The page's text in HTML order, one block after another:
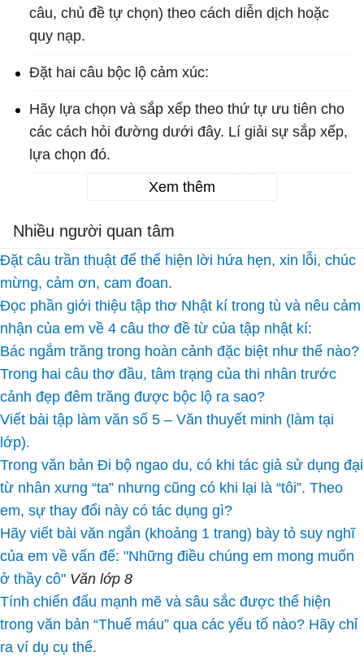
câu, chủ đề tự chọn) theo cách diễn dịch hoặc
quy nạp.
Đặt hai câu bộc lộ cảm xúc:
Hãy lựa chọn và sắp xếp theo thứ tự ưu tiên cho
các cách hỏi đường dưới đây. Lí giải sự sắp xếp,
lựa chọn đó.
Xem thêm
Nhiều người quan tâm
Đặt câu trần thuật để thể hiện lời hứa hẹn, xin lỗi, chúc
mừng, cảm ơn, cam đoan.
Đọc phần giới thiệu tập thơ Nhật kí trong tù và nêu cảm
nhận của em về 4 câu thơ đề từ của tập nhật kí:
Bác ngắm trăng trong hoàn cảnh đặc biệt như thế nào?
Trong hai câu thơ đầu, tâm trạng của thi nhân trước
cảnh đẹp đêm trăng được bộc lộ ra sao?
Viết bài tập làm văn số 5 – Văn thuyết minh (làm tại
lớp).
Trong văn bản Đi bộ ngao du, có khi tác giả sử dụng đại
từ nhân xưng “ta” nhưng cũng có khi lại là “tôi”. Theo
em, sự thay đổi này có tác dụng gì?
Hãy viết bài văn ngắn (khoảng 1 trang) bày tỏ suy nghĩ
của em về vấn đế: "Những điều chúng em mong muốn
ở thầy cô" Văn lớp 8
Tính chiến đấu mạnh mẽ và sâu sắc được thể hiện
trong văn bản “Thuế máu” qua các yếu tố nào? Hãy chỉ
ra ví dụ cụ thể.